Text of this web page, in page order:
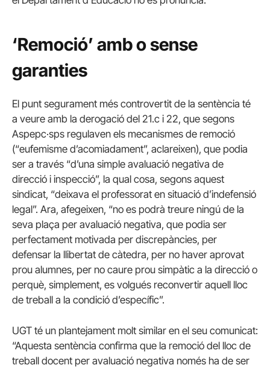
‘Remoció’ amb o sense
garanties
El punt segurament més controvertit de la sentència té
a veure amb la derogació del 21.c i 22, que segons
Aspepc·sps regulaven els mecanismes de remoció
(“eufemisme d’acomiadament”, aclareixen), que podia
ser a través “d’una simple avaluació negativa de
direcció i inspecció”, la qual cosa, segons aquest
sindicat, “deixava el professorat en situació d’indefensió
legal”. Ara, afegeixen, “no es podrà treure ningú de la
seva plaça per avaluació negativa, que podia ser
perfectament motivada per discrepàncies, per
defensar la llibertat de càtedra, per no haver aprovat
prou alumnes, per no caure prou simpàtic a la direcció o
perquè, simplement, es volgués reconvertir aquell lloc
de treball a la condició d’específic”.
UGT té un plantejament molt similar en el seu comunicat:
“Aquesta sentència confirma que la remoció del lloc de
treball docent per avaluació negativa només ha de ser